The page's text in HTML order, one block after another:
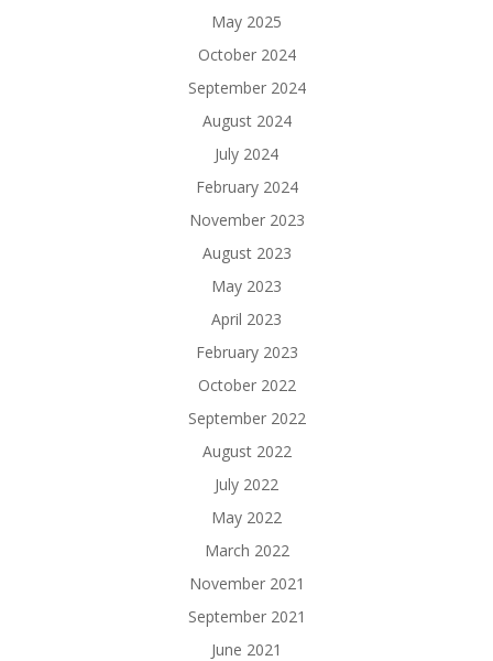
May 2025
October 2024
September 2024
August 2024
July 2024
February 2024
November 2023
August 2023
May 2023
April 2023
February 2023
October 2022
September 2022
August 2022
July 2022
May 2022
March 2022
November 2021
September 2021
June 2021